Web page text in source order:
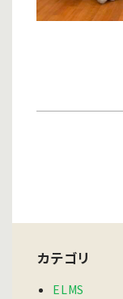
カテゴリ
ELMS